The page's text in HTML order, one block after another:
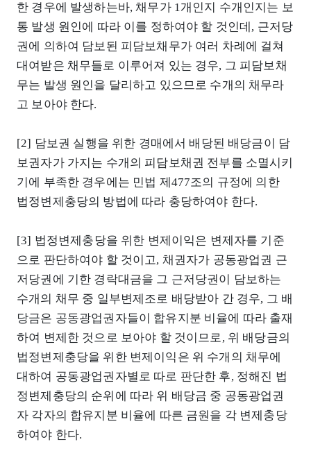
한 경우에 발생하는바, 채무가 1개인지 수개인지는 보
통 발생 원인에 따라 이를 정하여야 할 것인데, 근저당
권에 의하여 담보된 피담보채무가 여러 차례에 걸쳐
대여받은 채무들로 이루어져 있는 경우, 그 피담보채
무는 발생 원인을 달리하고 있으므로 수개의 채무라
고 보아야 한다.
[2] 담보권 실행을 위한 경매에서 배당된 배당금이 담
보권자가 가지는 수개의 피담보채권 전부를 소멸시키
기에 부족한 경우에는 민법 제477조의 규정에 의한
법정변제충당의 방법에 따라 충당하여야 한다.
[3] 법정변제충당을 위한 변제이익은 변제자를 기준
으로 판단하여야 할 것이고, 채권자가 공동광업권 근
저당권에 기한 경락대금을 그 근저당권이 담보하는
수개의 채무 중 일부변제조로 배당받아 간 경우, 그 배
당금은 공동광업권자들이 합유지분 비율에 따라 출재
하여 변제한 것으로 보아야 할 것이므로, 위 배당금의
법정변제충당을 위한 변제이익은 위 수개의 채무에
대하여 공동광업권자별로 따로 판단한 후, 정해진 법
정변제충당의 순위에 따라 위 배당금 중 공동광업권
자 각자의 합유지분 비율에 따른 금원을 각 변제충당
하여야 한다.